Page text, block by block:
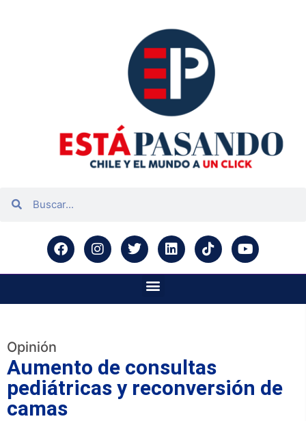
Opinión
Aumento de consultas
pediátricas y reconversión de
camas